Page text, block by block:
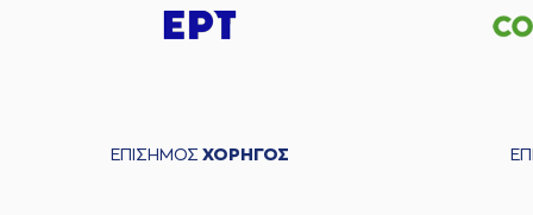
ΕΠΙΣΗΜΟΣ ΧΟΡΗΓΟΣ